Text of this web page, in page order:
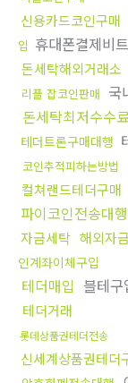
신용카드코인구매
입 휴대폰결제비
돈세탁해외거래소
리플 잡코인판매 국
돈세탁최저수수
테더트론구매대행
코인추적피하는방법
컬쳐랜드테더구매
파이코인전송대행
자금세탁 해외자금
인계좌이체구입
테더매입 블테구
테더거래
롯데상품권테더전송
신세계상품권테더